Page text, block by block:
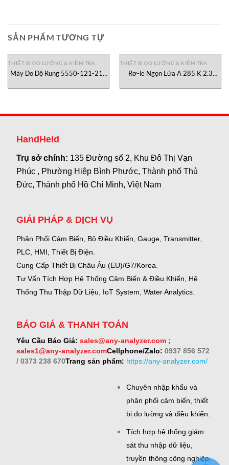
SẢN PHẨM TƯƠNG TỰ
THIẾT BỊ ĐO LƯỜNG & KIỂM TRA
Máy Đo Độ Rung 5550-121-210
THIẾT BỊ ĐO LƯỜNG & KIỂM TRA
Rơ-le Ngọn Lửa A 285 K 2.3
HandHeld
Trụ sở chính: 135 Đường số 2, Khu Đô Thị Vạn
Phúc , Phường Hiệp Bình Phước, Thành phố Thủ
Đức, Thành phố Hồ Chí Minh, Việt Nam
GIẢI PHÁP & DỊCH VỤ
Phân Phối Cảm Biến, Bộ Điều Khiển, Gauge, Transmitter,
PLC, HMI, Thiết Bị Điện.
Cung Cấp Thiết Bị Châu Âu (EU)/G7/Korea.
Tư Vấn Tích Hợp Hệ Thống Cảm Biến & Điều Khiển, Hệ
Thống Thu Thập Dữ Liệu, IoT System, Water Analytics.
BÁO GIÁ & THANH TOÁN
Yêu Cầu Báo Giá: sales@any-analyzer.com ;
sales1@any-analyzer.comCellphone/Zalo: 0937 856 572
/ 0373 238 670Trang sản phẩm: https://any-analyzer.com/
Chuyên nhập khẩu và
phân phối cảm biến, thiết
bị đo lường và điều khiển.
Tích hợp hệ thống giám
sát thu nhập dữ liệu,
truyền thông công nghiệp.